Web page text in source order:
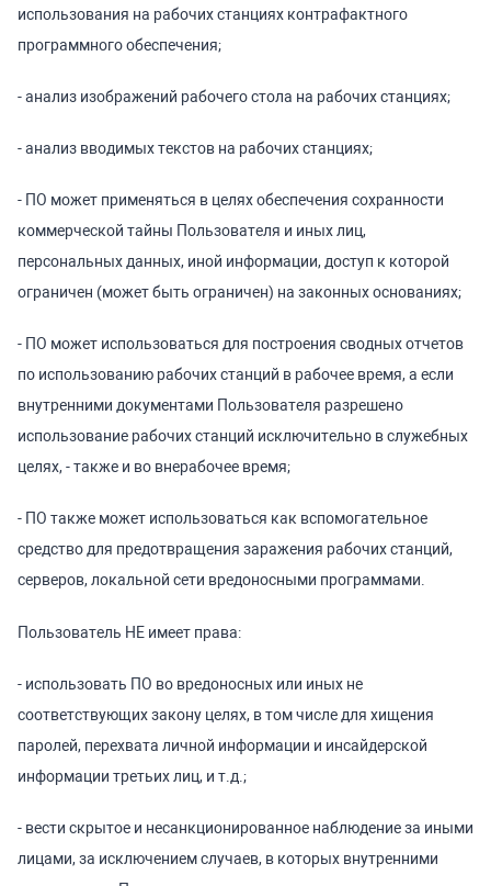
использования на рабочих станциях контрафактного
программного обеспечения;
- анализ изображений рабочего стола на рабочих станциях;
- анализ вводимых текстов на рабочих станциях;
- ПО может применяться в целях обеспечения сохранности
коммерческой тайны Пользователя и иных лиц,
персональных данных, иной информации, доступ к которой
ограничен (может быть ограничен) на законных основаниях;
- ПО может использоваться для построения сводных отчетов
по использованию рабочих станций в рабочее время, а если
внутренними документами Пользователя разрешено
использование рабочих станций исключительно в служебных
целях, - также и во внерабочее время;
- ПО также может использоваться как вспомогательное
средство для предотвращения заражения рабочих станций,
серверов, локальной сети вредоносными программами.
Пользователь НЕ имеет права:
- использовать ПО во вредоносных или иных не
соответствующих закону целях, в том числе для хищения
паролей, перехвата личной информации и инсайдерской
информации третьих лиц, и т.д.;
- вести скрытое и несанкционированное наблюдение за иными
лицами, за исключением случаев, в которых внутренними